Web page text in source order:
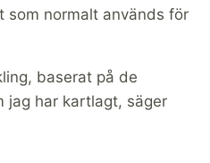
som normalt används för
baserat på de
jag har kartlagt, säger